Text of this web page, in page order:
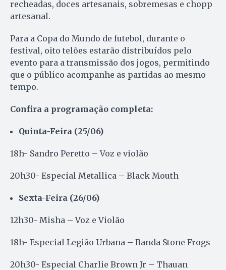
recheadas, doces artesanais, sobremesas e chopp
artesanal.
Para a Copa do Mundo de futebol, durante o
festival, oito telões estarão distribuídos pelo
evento para a transmissão dos jogos, permitindo
que o público acompanhe as partidas ao mesmo
tempo.
Confira a programação completa:
Quinta-Feira (25/06)
18h- Sandro Peretto – Voz e violão
20h30- Especial Metallica – Black Mouth
Sexta-Feira (26/06)
12h30- Misha – Voz e Violão
18h- Especial Legião Urbana – Banda Stone Frogs
20h30- Especial Charlie Brown Jr – Thauan